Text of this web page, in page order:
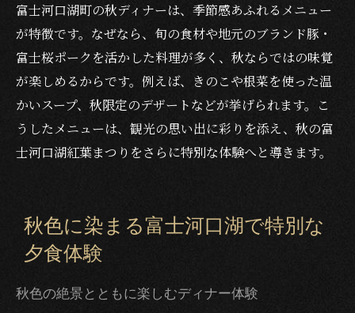
富士河口湖町の秋ディナーは、季節感あふれるメニュー
が特徴です。なぜなら、旬の食材や地元のブランド豚・
富士桜ポークを活かした料理が多く、秋ならではの味覚
が楽しめるからです。例えば、きのこや根菜を使った温
かいスープ、秋限定のデザートなどが挙げられます。こ
うしたメニューは、観光の思い出に彩りを添え、秋の富
士河口湖紅葉まつりをさらに特別な体験へと導きます。
秋色に染まる富士河口湖で特別な
夕食体験
秋色の絶景とともに楽しむディナー体験